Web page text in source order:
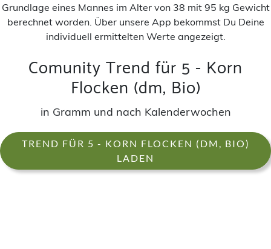
Grundlage eines Mannes im Alter von 38 mit 95 kg Gewicht
berechnet worden. Über unsere App bekommst Du Deine
individuell ermittelten Werte angezeigt.
Comunity Trend für 5 - Korn
Flocken (dm, Bio)
in Gramm und nach Kalenderwochen
TREND FÜR 5 - KORN FLOCKEN (DM, BIO)
LADEN